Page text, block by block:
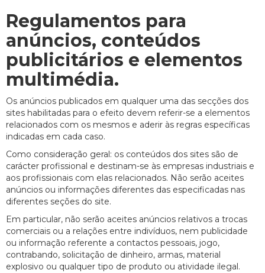
Regulamentos para
anúncios, conteúdos
publicitários e elementos
multimédia.
Os anúncios publicados em qualquer uma das secções dos
sites habilitadas para o efeito devem referir-se a elementos
relacionados com os mesmos e aderir às regras específicas
indicadas em cada caso.
Como consideração geral: os conteúdos dos sites são de
carácter profissional e destinam-se às empresas industriais e
aos profissionais com elas relacionados. Não serão aceites
anúncios ou informações diferentes das especificadas nas
diferentes seções do site.
Em particular, não serão aceites anúncios relativos a trocas
comerciais ou a relações entre indivíduos, nem publicidade
ou informação referente a contactos pessoais, jogo,
contrabando, solicitação de dinheiro, armas, material
explosivo ou qualquer tipo de produto ou atividade ilegal.